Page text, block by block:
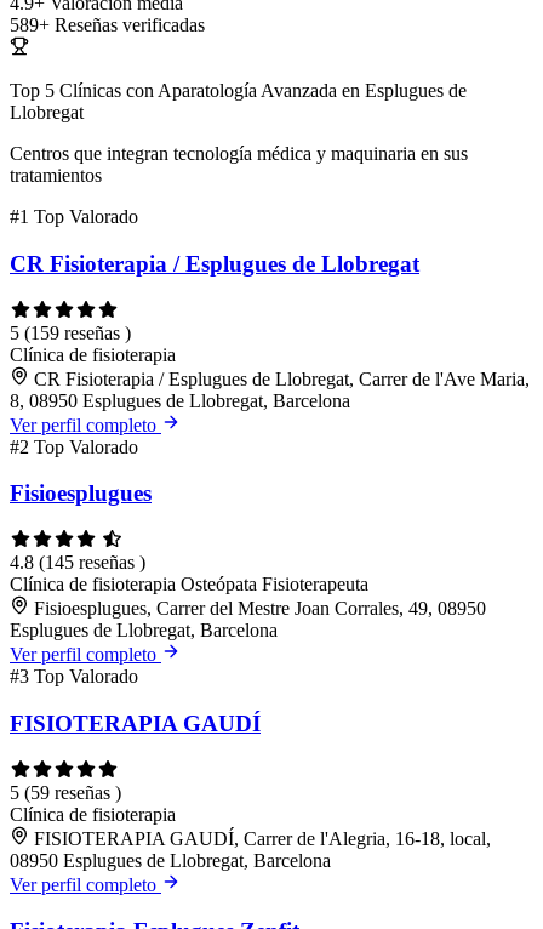
589+ Reseñas verificadas
Top 5 Clínicas con Aparatología Avanzada en Esplugues de
Llobregat
Centros que integran tecnología médica y maquinaria en sus
tratamientos
#1 Top Valorado
CR Fisioterapia / Esplugues de Llobregat
5 (159 reseñas )
Clínica de fisioterapia
CR Fisioterapia / Esplugues de Llobregat, Carrer de l'Ave Maria,
8, 08950 Esplugues de Llobregat, Barcelona
Ver perfil completo
#2 Top Valorado
Fisioesplugues
4.8 (145 reseñas )
Clínica de fisioterapia Osteópata Fisioterapeuta
Fisioesplugues, Carrer del Mestre Joan Corrales, 49, 08950
Esplugues de Llobregat, Barcelona
Ver perfil completo
#3 Top Valorado
FISIOTERAPIA GAUDÍ
5 (59 reseñas )
Clínica de fisioterapia
FISIOTERAPIA GAUDÍ, Carrer de l'Alegria, 16-18, local,
08950 Esplugues de Llobregat, Barcelona
Ver perfil completo